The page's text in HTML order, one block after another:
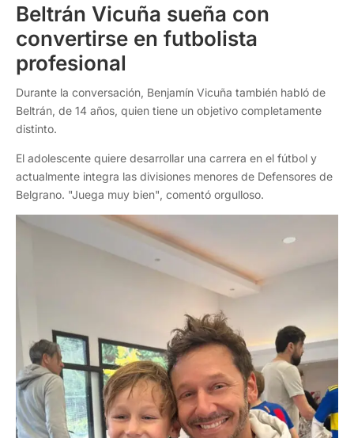
Beltrán Vicuña sueña con
convertirse en futbolista
profesional
Durante la conversación, Benjamín Vicuña también habló de
Beltrán, de 14 años, quien tiene un objetivo completamente
distinto.
El adolescente quiere desarrollar una carrera en el fútbol y
actualmente integra las divisiones menores de Defensores de
Belgrano. "Juega muy bien", comentó orgulloso.